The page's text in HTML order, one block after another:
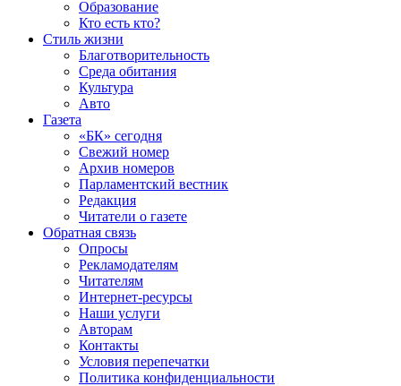
Образование
Кто есть кто?
Стиль жизни
Благотворительность
Среда обитания
Культура
Авто
Газета
«БК» сегодня
Свежий номер
Архив номеров
Парламентский вестник
Редакция
Читатели о газете
Обратная связь
Опросы
Рекламодателям
Читателям
Интернет-ресурсы
Наши услуги
Авторам
Контакты
Условия перепечатки
Политика конфиденциальности